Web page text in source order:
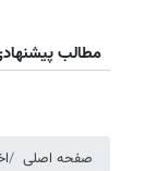
مطالب
صفحه اصلی